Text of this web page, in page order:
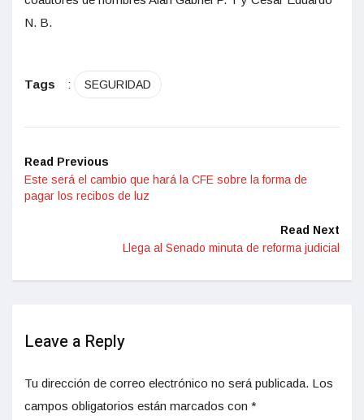
N. B.
Tags : SEGURIDAD
Read Previous
Este será el cambio que hará la CFE sobre la forma de
pagar los recibos de luz
Read Next
Llega al Senado minuta de reforma judicial
Leave a Reply
Tu dirección de correo electrónico no será publicada. Los
campos obligatorios están marcados con *